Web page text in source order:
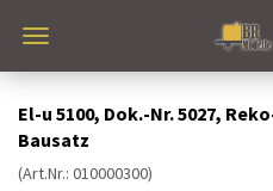
El-u 5100, Dok.-Nr. 5027,
Bausatz
(Art.Nr.: 010000300)